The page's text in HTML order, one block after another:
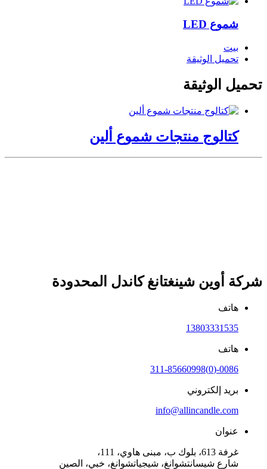
شموع LED
بيت
تحميل الوثيقة
تحميل الوثيقة
كتالوج منتجات شموع ألين
شركة أوين شينغتانغ كاندل المحدودة
هاتف
13803331535
هاتف
0086-(0)311-85660998
بريد إلكتروني
info@allincandle.com
عنوان
غرفة 613، بلوك ب، مبنى هاوي، 111،
شارع شيسانتشوانغ، شيجياتشوانغ، خبي، الصين